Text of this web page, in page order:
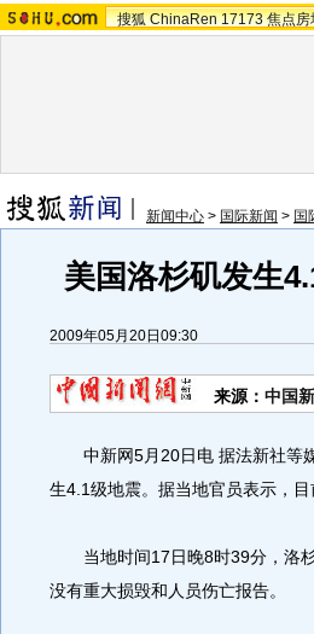
搜狐 ChinaRen 17173 焦点房
新闻中心 > 国际新闻 > 国
美国洛杉矶发生
2009年05月20日09:30
来源： 中国
中新网5月20日电 据法新社等
生4.1级地震。据当地官员表示，目
当地时间17日晚8时39分，洛杉
没有重大损毁和人员伤亡报告。